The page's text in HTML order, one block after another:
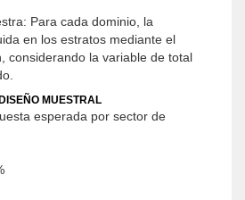
Para cada dominio, la
en los estratos mediante el
considerando la variable de total
MUESTRAL
esperada por sector de